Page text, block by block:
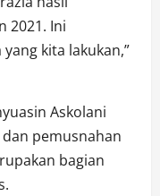
2021. Ini
kita lakukan,”
Askolani
pemusnahan
bagian